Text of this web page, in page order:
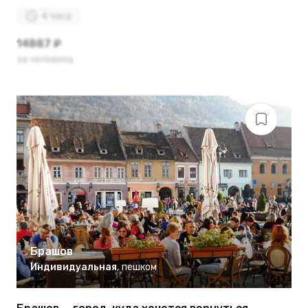
4 часа
14887 ₽
за человека
Брашов
Индивидуальная, пешком